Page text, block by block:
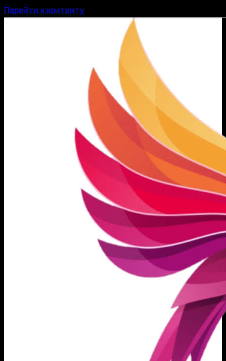
Перейти к контенту